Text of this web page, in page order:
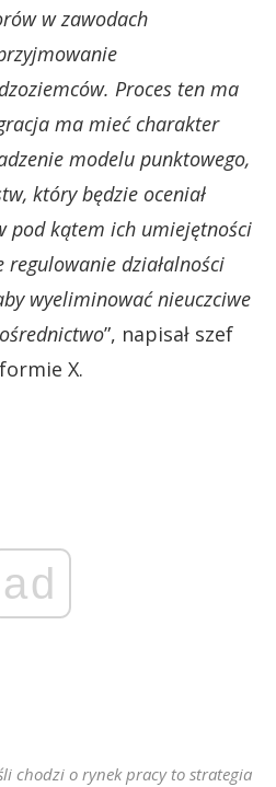
w zawodach
Proces ten ma
ma mieć charakter
modelu punktowego,
który będzie oceniał
pod kątem ich umiejętności
regulowanie działalności
wyeliminować nieuczciwe
”, napisał szef
X.
ad
chodzi o rynek pracy to strategia